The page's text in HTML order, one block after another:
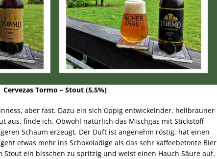
Cervezas Tormo – Stout (5,5%)
aber fast. Dazu ein sich üppig entwickelnder, hellbrauner
aus, finde ich. Obwohl natürlich das Mischgas mit Stickstoff
Schaum erzeugt. Der Duft ist angenehm röstig, hat einen
etwas mehr ins Schokoladige als das sehr kaffeebetonte Bier
ein bisschen zu spritzig und weist einen Hauch Säure auf.